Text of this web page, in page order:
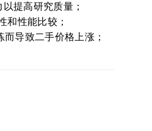
提高研究质量；
和性能比较；
导致二手价格上涨；